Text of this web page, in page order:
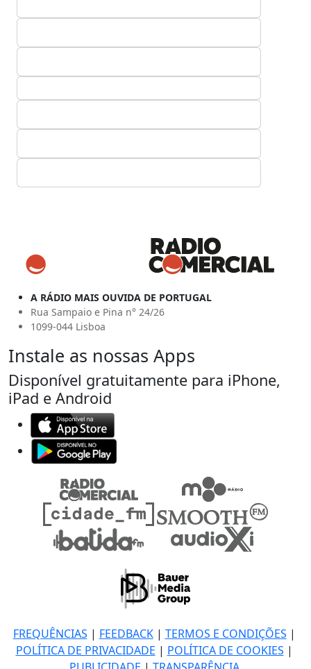
A RÁDIO MAIS OUVIDA DE PORTUGAL
Rua Sampaio e Pina n° 24/26
1099-044 Lisboa
Instale as nossas Apps
Disponível gratuitamente para iPhone,
iPad e Android
FREQUÊNCIAS | FEEDBACK| TERMOS E CONDIÇÕES |
POLÍTICA DE PRIVACIDADE | POLÍTICA DE COOKIES |